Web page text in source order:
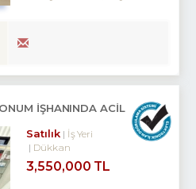
İŞHANINDA ACİL
Satılık
İş Yeri
Dükkan
3,550,000 TL